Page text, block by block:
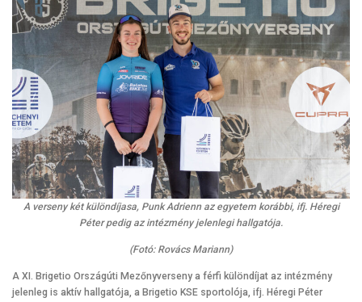
A verseny két különdíjasa, Punk Adrienn az egyetem korábbi, ifj. Héregi
Péter pedig az intézmény jelenlegi hallgatója.
(Fotó: Rovács Mariann)
A XI. Brigetio Országúti Mezőnyverseny a férfi különdíjat az intézmény
jelenleg is aktív hallgatója, a Brigetio KSE sportolója, ifj. Héregi Péter